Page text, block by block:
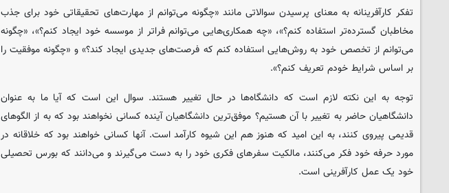
تفکر کارآفرینانه به معنای پرسیدن سوالاتی مانند «چگونه می‌توانم از مهارت‌های تحقیقاتی خود برای جذب
مخاطبان گسترده‌تر استفاده کنم؟»، «چه همکاری‌هایی می‌توانم فراتر از موسسه خود ایجاد کنم؟»، «چگونه
می‌توانم از تخصص خود به روش‌هایی استفاده کنم که فرصت‌های جدیدی ایجاد کند؟» و «چگونه موفقیت را
بر اساس شرایط خودم تعریف کنم؟».
توجه به این نکته لازم است که دانشگاه‌ها در حال تغییر هستند. سوال این است که آیا ما به عنوان
دانشگاهیان حاضر به تغییر با آن هستیم؟ موفق‌ترین دانشگاهیان آینده کسانی نخواهند بود که به از الگوهای
قدیمی پیروی کنند، به این امید که هنوز هم این شیوه کارآمد است. آنها کسانی خواهند بود که خلاقانه در
مورد حرفه خود فکر می‌کنند، مالکیت سفرهای فکری خود را به دست می‌گیرند و می‌دانند که بورس تحصیلی
خود یک عمل کارآفرینی است.